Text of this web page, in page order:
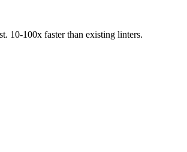
10-100x faster than existing linters.